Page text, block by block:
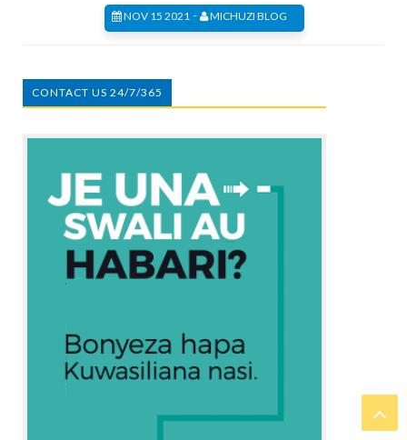
NOV 15 2021 - MICHUZI BLOG
CONTACT US 24/7/365